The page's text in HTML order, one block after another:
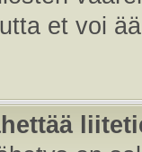
et voi